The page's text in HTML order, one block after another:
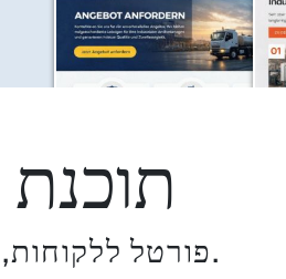
פורטל ללקוחות, שותפים וצוותים.